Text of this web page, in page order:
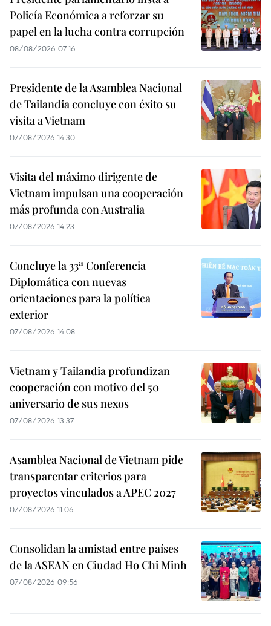
Policía Económica a reforzar su
papel en la lucha contra corrupción
08/08/2026 07:16
Presidente de la Asamblea Nacional
de Tailandia concluye con éxito su
visita a Vietnam
07/08/2026 14:30
Visita del máximo dirigente de
Vietnam impulsan una cooperación
más profunda con Australia
07/08/2026 14:23
Concluye la 33ª Conferencia
Diplomática con nuevas
orientaciones para la política
exterior
07/08/2026 14:08
Vietnam y Tailandia profundizan
cooperación con motivo del 50
aniversario de sus nexos
07/08/2026 13:37
Asamblea Nacional de Vietnam pide
transparentar criterios para
proyectos vinculados a APEC 2027
07/08/2026 11:06
Consolidan la amistad entre países
de la ASEAN en Ciudad Ho Chi Minh
07/08/2026 09:56